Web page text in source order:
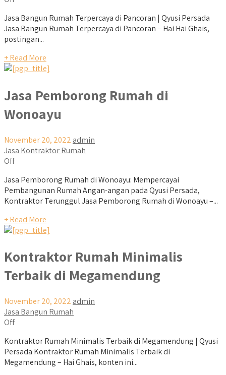
Jasa Bangun Rumah Terpercaya di Pancoran | Qyusi Persada
Jasa Bangun Rumah Terpercaya di Pancoran – Hai Hai Ghais,
postingan...
+ Read More
Jasa Pemborong Rumah di
Wonoayu
November 20, 2022 admin
Jasa Kontraktor Rumah
Off
Jasa Pemborong Rumah di Wonoayu: Mempercayai
Pembangunan Rumah Angan-angan pada Qyusi Persada,
Kontraktor Terunggul Jasa Pemborong Rumah di Wonoayu –...
+ Read More
Kontraktor Rumah Minimalis
Terbaik di Megamendung
November 20, 2022 admin
Jasa Bangun Rumah
Off
Kontraktor Rumah Minimalis Terbaik di Megamendung | Qyusi
Persada Kontraktor Rumah Minimalis Terbaik di
Megamendung – Hai Ghais, konten ini...